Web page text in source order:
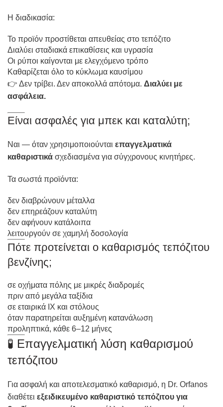
Η διαδικασία:
Το προϊόν προστίθεται απευθείας στο τεπόζιτο
Διαλύει σταδιακά επικαθίσεις και υγρασία
Οι ρύποι καίγονται με ελεγχόμενο τρόπο
Καθαρίζεται όλο το κύκλωμα καυσίμου
👉 Δεν τρίβει. Δεν αποκολλά απότομα. Διαλύει με
ασφάλεια.
Είναι ασφαλές για μπεκ και καταλύτη;
Ναι — όταν χρησιμοποιούνται επαγγελματικά
καθαριστικά σχεδιασμένα για σύγχρονους κινητήρες.
Τα σωστά προϊόντα:
δεν διαβρώνουν μέταλλα
δεν επηρεάζουν καταλύτη
δεν αφήνουν κατάλοιπα
λειτουργούν σε χαμηλή δοσολογία
Πότε προτείνεται ο καθαρισμός τεπόζιτου
βενζίνης;
σε οχήματα πόλης με μικρές διαδρομές
πριν από μεγάλα ταξίδια
σε εταιρικά ΙΧ και στόλους
όταν παρατηρείται αυξημένη κατανάλωση
προληπτικά, κάθε 6–12 μήνες
🧪 Επαγγελματική λύση καθαρισμού
τεπόζιτου
Για ασφαλή και αποτελεσματικό καθαρισμό, η Dr. Orfanos
διαθέτει εξειδικευμένο καθαριστικό τεπόζιτου για